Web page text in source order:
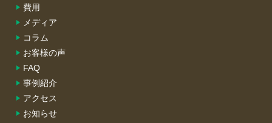
費用
メディア
コラム
お客様の声
FAQ
事例紹介
アクセス
お知らせ